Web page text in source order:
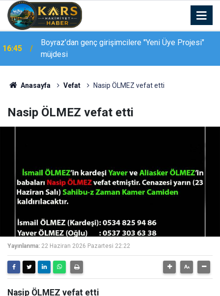
16:45
Boyraz’dan genç girişimcilere "Yeni Üye Projesi"
müjdesi
Anasayfa Vefat Nasip ÖLMEZ vefat etti
Nasip ÖLMEZ vefat etti
Yayınlanma: 22 Haziran 2026 Pazartesi 22:22
Nasip ÖLMEZ vefat etti